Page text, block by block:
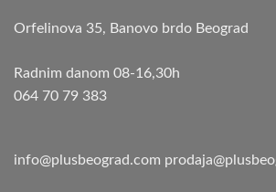
Orfelinova 35, Banovo brdo Beograd
Radnim danom 08-16,30h
064 70 79 383
info@plusbeograd.com